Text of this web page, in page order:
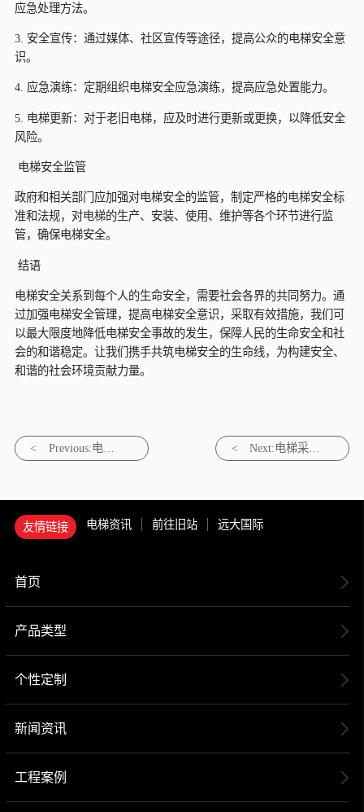
应急处理方法。
3. 安全宣传：通过媒体、社区宣传等途径，提高公众的电梯安全意
识。
4. 应急演练：定期组织电梯安全应急演练，提高应急处置能力。
5. 电梯更新：对于老旧电梯，应及时进行更新或更换，以降低安全
风险。
电梯安全监管
政府和相关部门应加强对电梯安全的监管，制定严格的电梯安全标
准和法规，对电梯的生产、安装、使用、维护等各个环节进行监
管，确保电梯安全。
结语
电梯安全关系到每个人的生命安全，需要社会各界的共同努力。通
过加强电梯安全管理，提高电梯安全意识，采取有效措施，我们可
以最大限度地降低电梯安全事故的发生，保障人民的生命安全和社
会的和谐稳定。让我们携手共筑电梯安全的生命线，为构建安全、
和谐的社会环境贡献力量。
<
Previous:电梯
战
<
Next:电梯采购
家强
友情链接 电梯资讯 前往旧站 远大国际
首页
产品类型
个性定制
新闻资讯
工程案例